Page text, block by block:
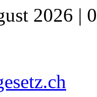
2026 |